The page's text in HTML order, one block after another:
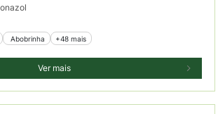
Abobrinha +48 mais
Ver mais